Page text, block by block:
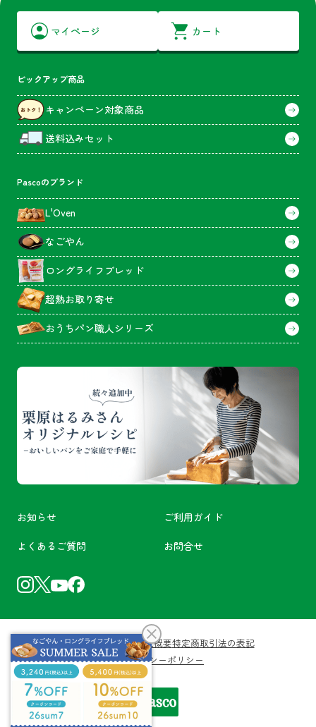
マイページ カート
ピックアップ商品
キャンペーン対象商品
送料込みセット
Pascoのブランド
L'Oven
なごやん
ロングライフブレッド
超熟お取り寄せ
おうちパン職人シリーズ
お知らせ ご利用ガイド
よくあるご質問 お問合せ
利用規約会員規約会社概要特定商取引法の表記
プライバシーポリシー